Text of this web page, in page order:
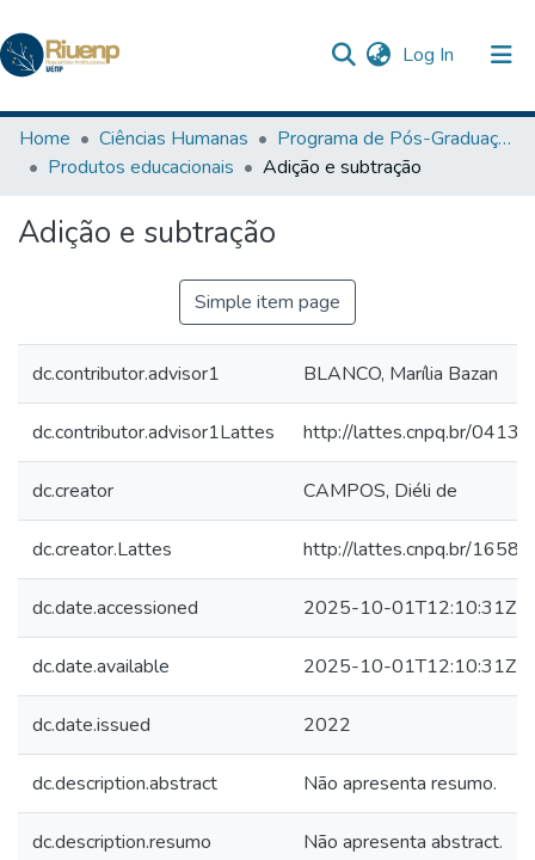
Log In (current)
Communities & Collections
Statistics
Home Ciências Humanas
Programa de Pós-Graduação em Ensino
Produtos educacionais
Adição e subtração
Adição e subtração
Simple item page
dc.contributor.advisor1 BLANCO, Marília Bazan
dc.contributor.advisor1Lattes http://lattes.cnpq.br/
dc.creator CAMPOS, Diéli de
dc.creator.Lattes http://lattes.cnpq.br/
dc.date.accessioned 2025-10-01T12:10:31Z
dc.date.available 2025-10-01T12:10:31Z
dc.date.issued 2022
dc.description.abstract Não apresenta resumo.
dc.description.resumo Não apresenta abstract.